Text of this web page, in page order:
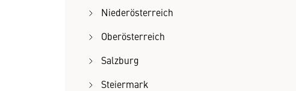
Niederösterreich
Oberösterreich
Salzburg
Steiermark